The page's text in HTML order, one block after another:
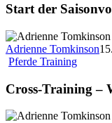
Start der
Adrienne Tomkinson
Pferde Training
Cross-Training –